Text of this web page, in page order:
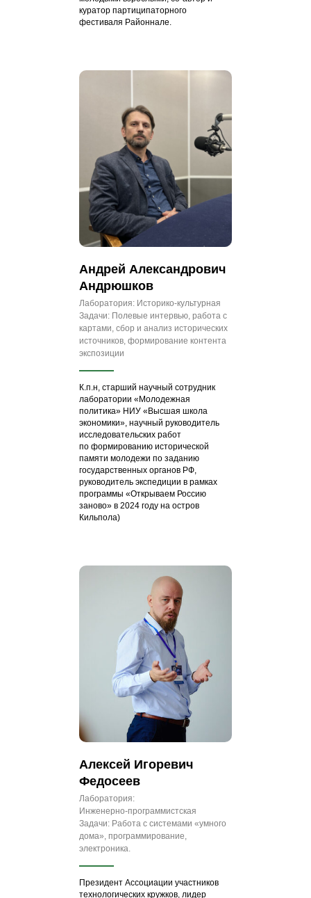
куратор партиципаторного
фестиваля Районнале.
Андрей Александрович
Андрюшков
Лаборатория: Историко‑культурная
Задачи: Полевые интервью, работа с
картами, сбор и анализ исторических
источников, формирование контента
экспозиции
К.п.н, старший научный сотрудник
лаборатории «Молодежная
политика» НИУ «Высшая школа
экономики», научный руководитель
исследовательских работ
по формированию исторической
памяти молодежи по заданию
государственных органов РФ,
руководитель экспедиции в рамках
программы «Открываем Россию
заново» в 2024 году на остров
Кильпола)
Алексей Игоревич
Федосеев
Лаборатория:
Инженерно‑программистская
Задачи: Работа с системами «умного
дома», программирование,
электроника.
Президент Ассоциации участников
технологических кружков, лидер